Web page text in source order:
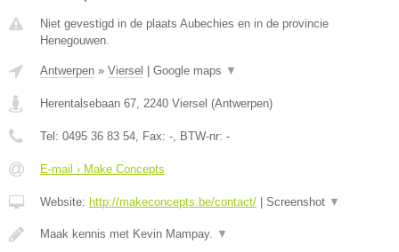
Niet gevestigd in de plaats Aubechies en in de provincie
Henegouwen.
Antwerpen » Viersel Google maps ▼
Herentalsebaan 67, 2240 Viersel (Antwerpen)
Tel: 0495 36 83 54, Fax: -, BTW-nr: -
E-mail › Make Concepts
Website: http://makeconcepts.be/contact/ Screenshot ▼
Maak kennis met Kevin Mampay. ▼